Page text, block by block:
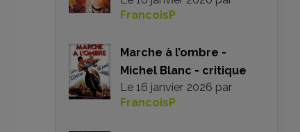
FrancoisP
Marche à l’ombre -
Michel Blanc - critique
Le 16 janvier 2026 par
FrancoisP